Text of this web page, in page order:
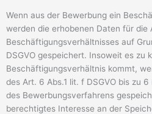
Wenn aus der Bewerbung ein
werden die erhobenen Daten für die
Beschäftigungsverhältnisses auf
DSGVO gespeichert. Insoweit es zu
Beschäftigungsverhältnis kommt,
des Art. 6 Abs.1 lit. f DSGVO bis zu
des Bewerbungsverfahrens
berechtigtes Interesse an der